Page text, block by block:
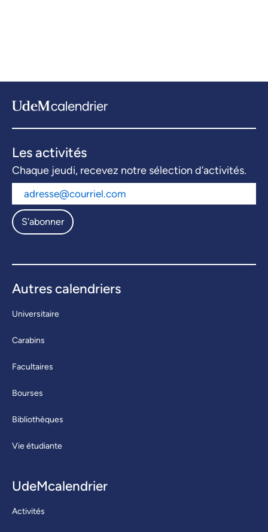
Les activités
Chaque jeudi, recevez notre sélection d’activités.
S'abonner
Autres calendriers
Universitaire
Carabins
Facultaires
Bourses
Bibliothèques
Vie étudiante
UdeMcalendrier
Activités